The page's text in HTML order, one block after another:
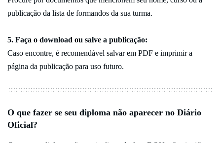
publicação da lista de formandos da sua turma.
5. Faça o download ou salve a publicação:
Caso encontre, é recomendável salvar em PDF e imprimir a
página da publicação para uso futuro.
O que fazer se seu diploma não aparecer no Diário
Oficial?